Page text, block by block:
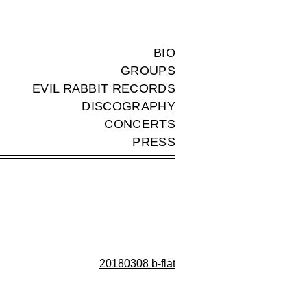
BIO
GROUPS
EVIL RABBIT RECORDS
DISCOGRAPHY
CONCERTS
PRESS
20180308 b-flat